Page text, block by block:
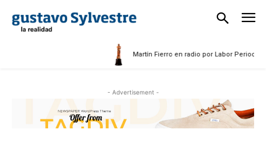
Martín Fierro en radio por Labor
- Advertisement -